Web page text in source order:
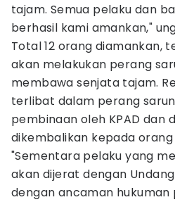
tajam. Semua pelaku dan
berhasil kami amankan,"
Total 12 orang diamankan,
akan melakukan perang
membawa senjata tajam.
terlibat dalam perang
pembinaan oleh KPAD dan
dikembalikan kepada orang
"Sementara pelaku yang
akan dijerat dengan
dengan ancaman hukuman